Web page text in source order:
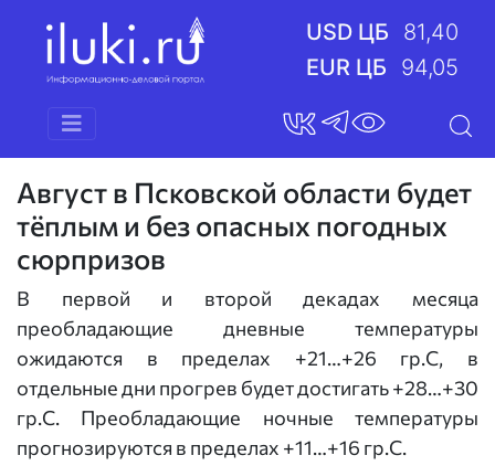
USD ЦБ
81,40
EUR ЦБ
94,05
Август в Псковской области будет
тёплым и без опасных погодных
сюрпризов
В первой и второй декадах месяца
преобладающие дневные температуры
ожидаются в пределах +21…+26 гр.С, в
отдельные дни прогрев будет достигать +28…+30
гр.С. Преобладающие ночные температуры
прогнозируются в пределах +11…+16 гр.С.